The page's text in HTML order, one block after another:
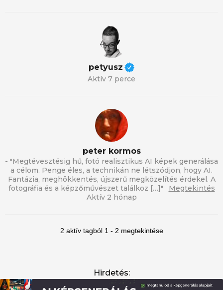
petyusz
Aktív 7 perce
peter kormos
- "Megtévesztésig hű, fotó realisztikus AI képek generálása
a célom. Penge éles, a technikán ne létszódjon, hogy AI.
Fantázia, meghökkentés, újszerű megközelítés érdekel. A
fotográfia és a képzőművészet találkoz […]"
Megtekintés
Aktív 2 hónap
2 aktív tagból 1 - 2 megtekintése
Hirdetés: